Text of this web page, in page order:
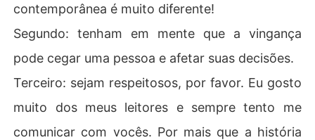
contemporânea é muito diferente!
Segundo: tenham em mente que a vingança
pode cegar uma pessoa e afetar suas decisões.
Terceiro: sejam respeitosos, por favor. Eu gosto
muito dos meus leitores e sempre tento me
comunicar com vocês. Por mais que a história